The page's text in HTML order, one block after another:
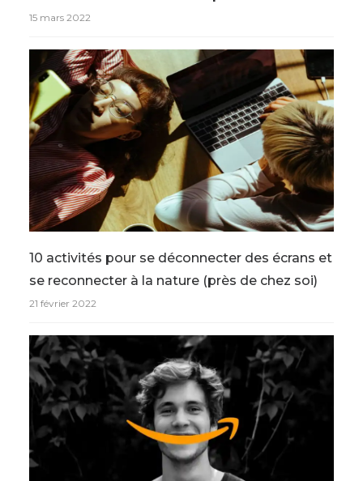
15 mars 2022
10 activités pour se déconnecter des écrans et
se reconnecter à la nature (près de chez soi)
21 février 2022